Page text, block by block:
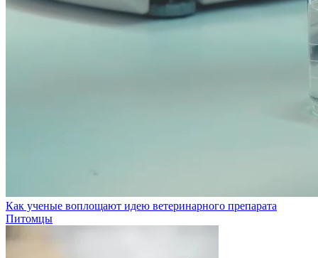
Как ученые воплощают идею ветеринарного препарата
Питомцы